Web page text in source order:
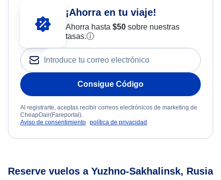
¡Ahorra en tu viaje!
Ahorra hasta $50sobre nuestras
tasas.ⓘ
Consigue Código
Al registrarte, aceptas recibir correos electrónicos de marketing de
CheapOair(Fareportal).
Aviso de consentimiento política de privacidad
Reserve vuelos a Yuzhno-Sakhalinsk, Rusia